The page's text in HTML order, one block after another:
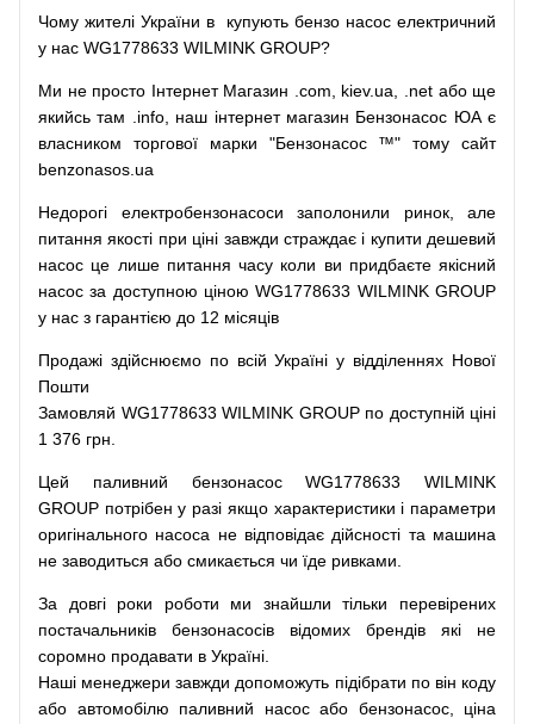
Чому жителі України в купують бензо насос електричний
у нас WG1778633 WILMINK GROUP?
Ми не просто Інтернет Магазин .com kiev.ua .net або ще
якийсь там .info, наш інтернет магазин Бензонасос ЮА є
власником
торгової марки "Бензонасос ™" тому
сайт
benzonasos.ua
Недорогі електробензонасоси заполонили ринок,
але
питання якості при ціні завжди страждає і купити дешевий
насос це лише питання часу коли ви придбаєте якісний
насос за доступною ціною WG1778633 WILMINK GROUP
у нас з гарантією до 12 місяців
Продажі здійснюємо по всій Україні у відділеннях Нової
Пошти
Замовляй WG1778633 WILMINK GROUP по доступній ціні
1 376 грн.
Цей паливний бензонасосWG1778633 WILMINK
GROUP потрібен у разі якщо характеристики і параметри
оригінального насоса не відповідає дійсності та машина
не заводиться або смикається чи їде ривками
За довгі роки роботи ми знайшли тільки
перевірених
постачальників
бензонасосів відомих брендів які
не
соромно продавати в Україні.
Наші менеджери завжди допоможуть підібрати по він коду
або автомобілю паливний насос або бензонасос,
ціна